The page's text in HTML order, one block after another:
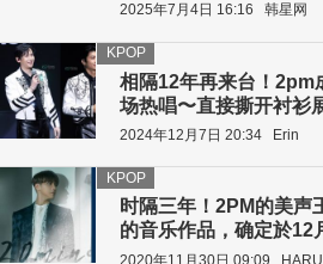
2025年7月4日 16:16 韩星网
相隔12年再来台！2pm
场热唱〜直接撕开衬衫
KPOP
2024年12月7日 20:34 Erin
时隔三年！2PM的美声
的音乐作品，确定於12
KPOP
2020年11月30日 09:09 HARU